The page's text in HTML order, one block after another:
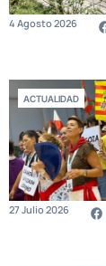
4 Agosto 2026
ACTUALIDAD
27 Julio 2026